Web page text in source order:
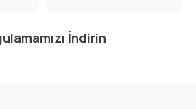
İndirin